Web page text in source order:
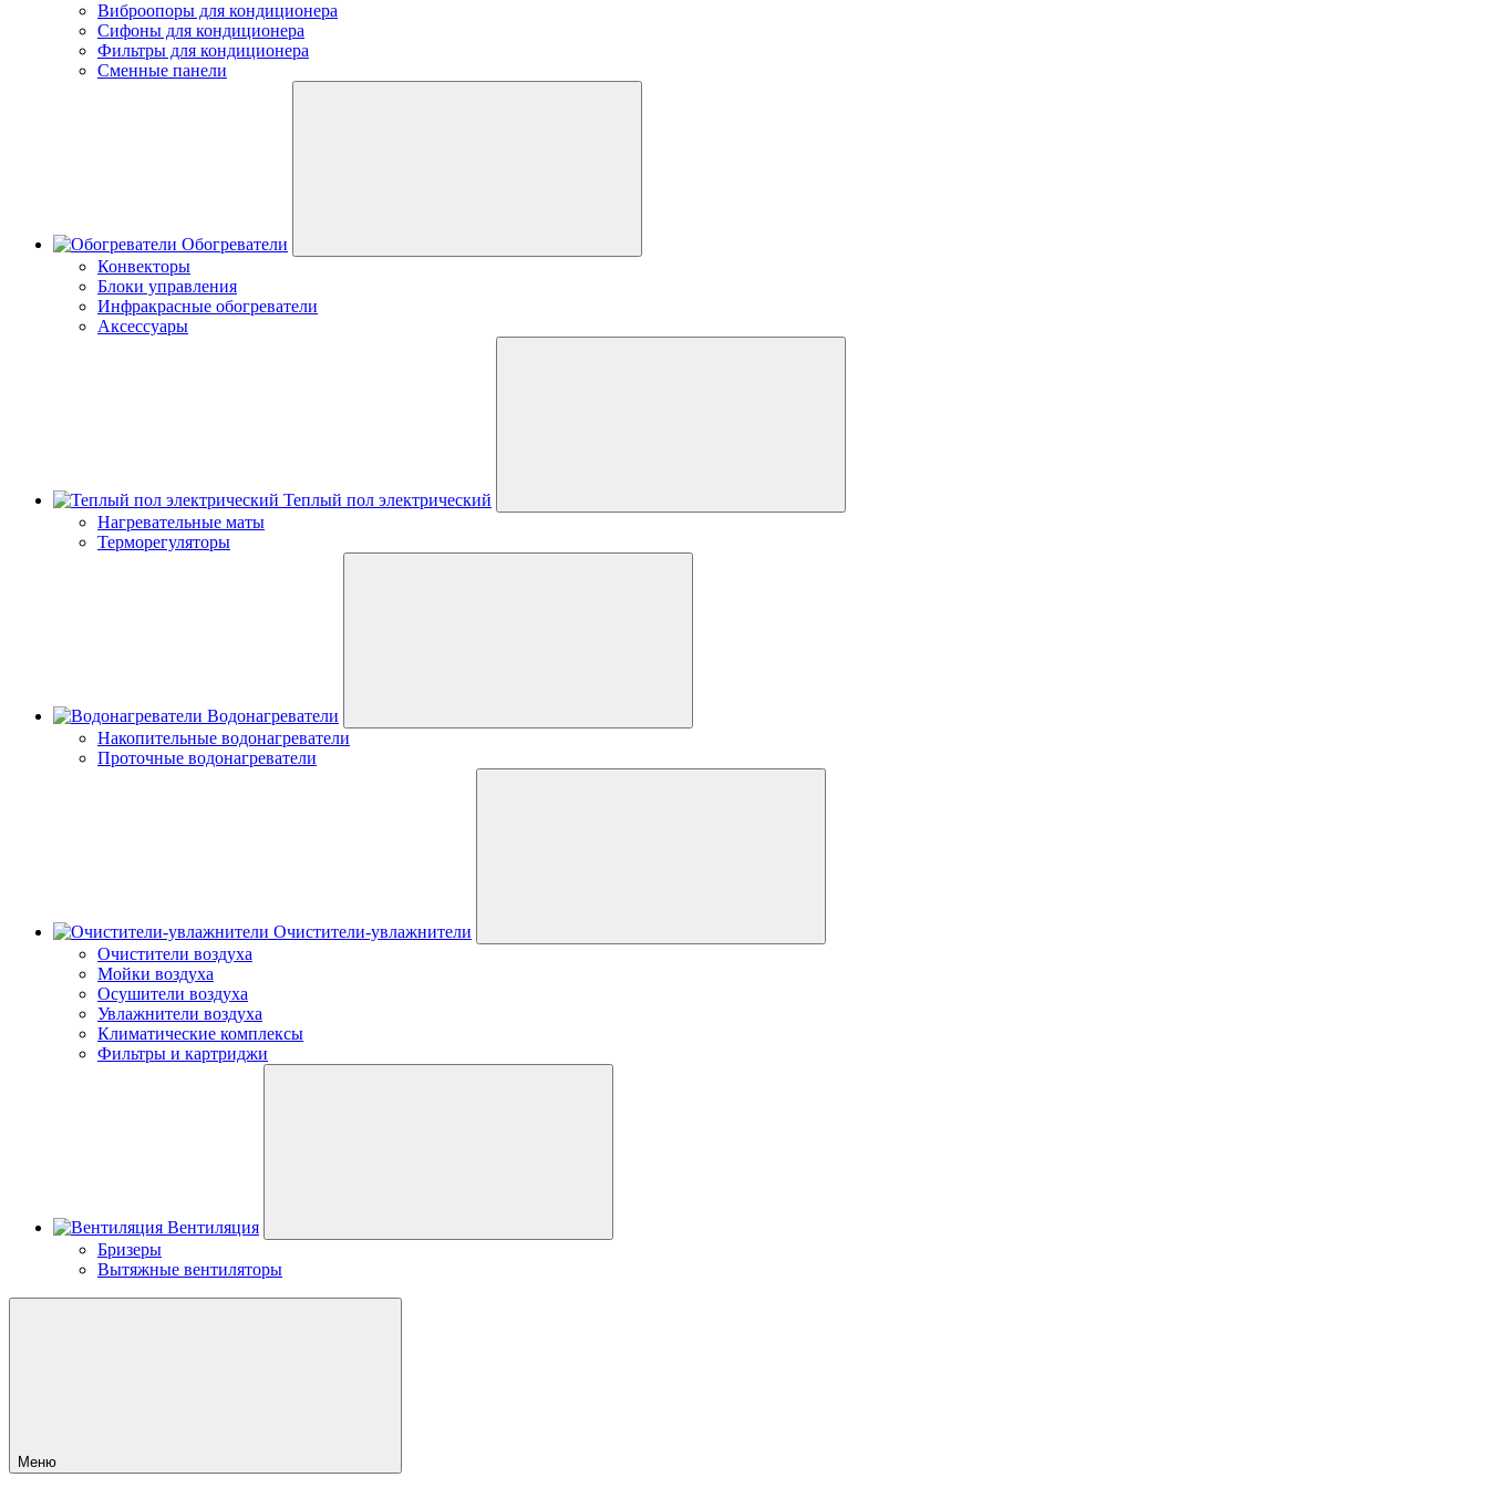
Виброопоры для кондиционера
Сифоны для кондиционера
Фильтры для кондиционера
Сменные панели
Обогреватели
Конвекторы
Блоки управления
Инфракрасные обогреватели
Аксессуары
Теплый пол электрический
Нагревательные маты
Терморегуляторы
Водонагреватели
Накопительные водонагреватели
Проточные водонагреватели
Очистители-увлажнители
Очистители воздуха
Мойки воздуха
Осушители воздуха
Увлажнители воздуха
Климатические комплексы
Фильтры и картриджи
Вентиляция
Бризеры
Вытяжные вентиляторы
Меню